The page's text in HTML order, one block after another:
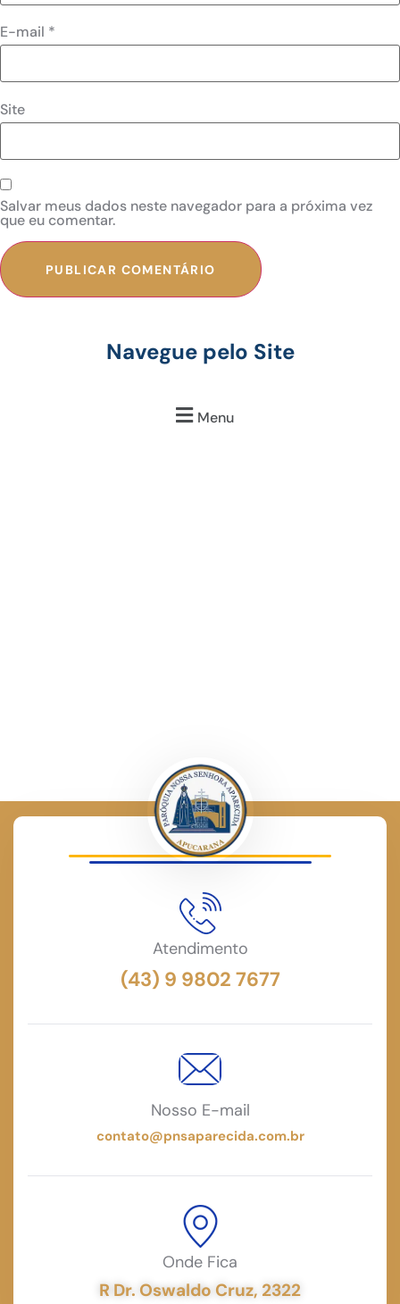
E-mail *
Site
Salvar meus dados neste navegador para a próxima vez
que eu comentar.
Navegue pelo Site
Menu
Atendimento
(43) 9 9802 7677
Nosso E-mail
contato@pnsaparecida.com.br
Onde Fica
R Dr. Oswaldo Cruz, 2322